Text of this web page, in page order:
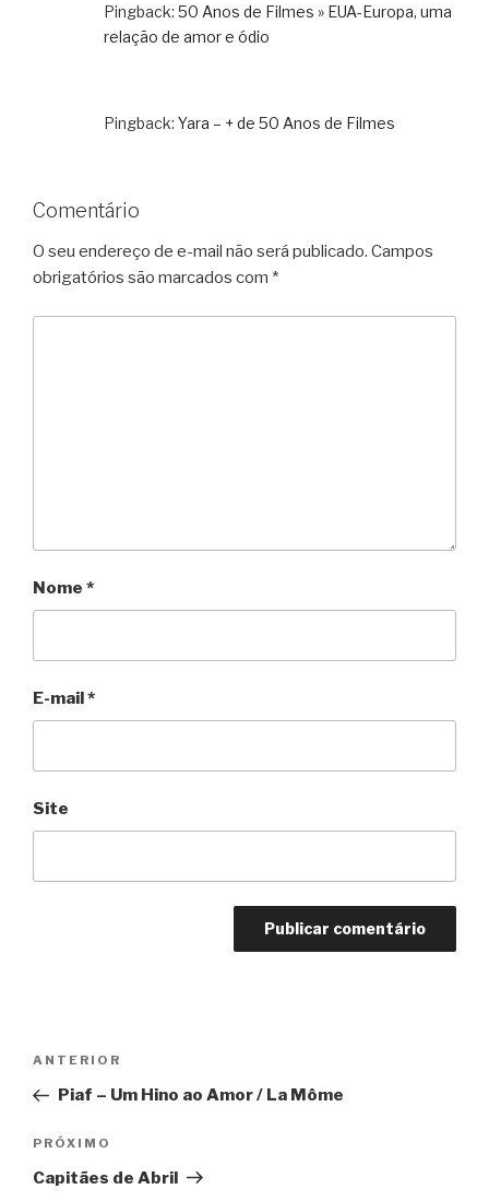
Pingback: 50 Anos de Filmes » EUA-Europa, uma
relação de amor e ódio
Pingback: Yara – + de 50 Anos de Filmes
Comentário
O seu endereço de e-mail não será publicado. Campos
obrigatórios são marcados com *
Nome *
E-mail*
Site
Post
Anterior
ANTERIOR
Piaf – Um Hino ao Amor / La Môme
Próximo
PRÓXIMO
Capitães de Abril